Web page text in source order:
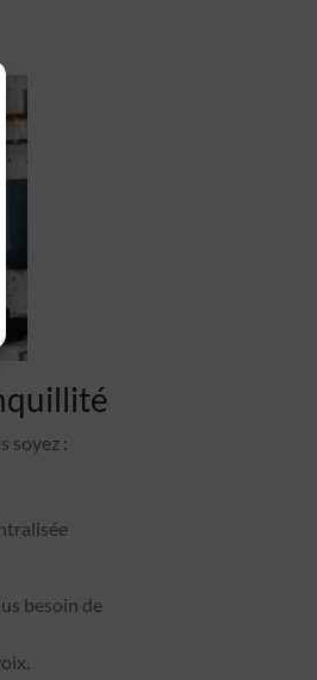
soyez :
besoin de